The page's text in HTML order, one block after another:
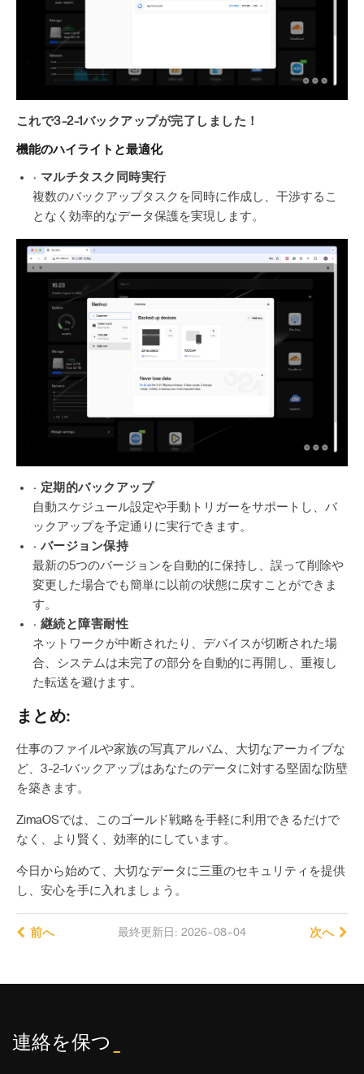
これで3-2-1バックアップが完了しました！
機能のハイライトと最適化
· マルチタスク同時実行
複数のバックアップタスクを同時に作成し、干渉するこ
となく効率的なデータ保護を実現します。
· 定期的バックアップ
自動スケジュール設定や手動トリガーをサポートし、バ
ックアップを予定通りに実行できます。
· バージョン保持
最新の5つのバージョンを自動的に保持し、誤って削除や
変更した場合でも簡単に以前の状態に戻すことができま
す。
· 継続と障害耐性
ネットワークが中断されたり、デバイスが切断された場
合、システムは未完了の部分を自動的に再開し、重複し
た転送を避けます。
まとめ:
仕事のファイルや家族の写真アルバム、大切なアーカイブな
ど、3-2-1バックアップはあなたのデータに対する堅固な防壁
を築きます。
ZimaOSでは、このゴールド戦略を手軽に利用できるだけで
なく、より賢く、効率的にしています。
今日から始めて、大切なデータに三重のセキュリティを提供
し、安心を手に入れましょう。
最終更新日: 2026-08-04
前へ 次へ
連絡を保つ